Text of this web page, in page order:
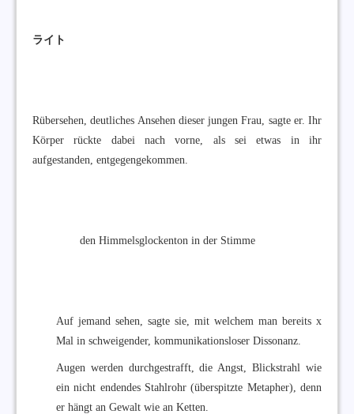
ライト
Rübersehen, deutliches Ansehen dieser jungen Frau, sagte er. Ihr
Körper rückte dabei nach vorne, als sei etwas in ihr
aufgestanden, entgegengekommen.
den Himmelsglockenton in der Stimme
Auf jemand sehen, sagte sie, mit welchem man bereits x
Mal in schweigender, kommunikationsloser Dissonanz.
Augen werden durchgestrafft, die Angst, Blickstrahl wie
ein nicht endendes Stahlrohr (überspitzte Metapher), denn
er hängt an Gewalt wie an Ketten.